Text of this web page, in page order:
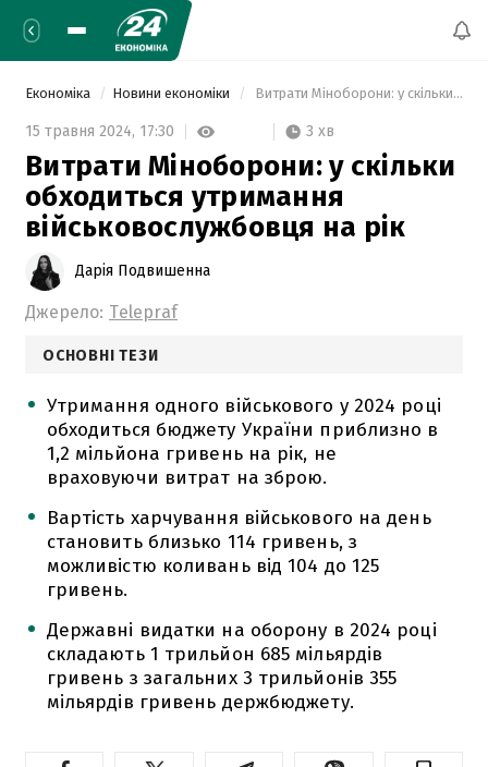
Економіка Новини економіки Витрати Міноборони: у скільки обходиться утримання військовослужбовця на рік
15 травня 2024, 17:30 3 хв
Витрати Міноборони: у скільки
обходиться утримання
військовослужбовця на рік
Дарія Подвишенна
Джерело: Telepraf
ОСНОВНІ ТЕЗИ
Утримання одного військового у 2024 році
обходиться бюджету України приблизно в
1,2 мільйона гривень на рік, не
враховуючи витрат на зброю.
Вартість харчування військового на день
становить близько 114 гривень, з
можливістю коливань від 104 до 125
гривень.
Державні видатки на оборону в 2024 році
складають 1 трильйон 685 мільярдів
гривень з загальних 3 трильйонів 355
мільярдів гривень держбюджету.